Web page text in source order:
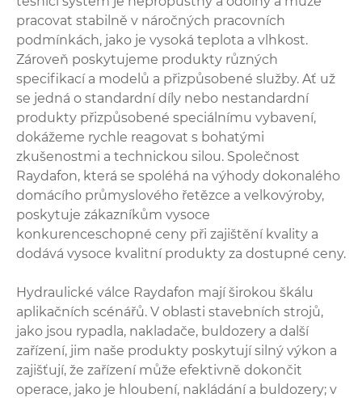
pracovat stabilně v náročných pracovních
podmínkách, jako je vysoká teplota a vlhkost.
Zároveň poskytujeme produkty různých
specifikací a modelů a přizpůsobené služby. Ať už
se jedná o standardní díly nebo nestandardní
produkty přizpůsobené speciálnímu vybavení,
dokážeme rychle reagovat s bohatými
zkušenostmi a technickou silou. Společnost
Raydafon, která se spoléhá na výhody dokonalého
domácího průmyslového řetězce a velkovýroby,
poskytuje zákazníkům vysoce
konkurenceschopné ceny při zajištění kvality a
dodává vysoce kvalitní produkty za dostupné ceny.
Hydraulické válce Raydafon mají širokou škálu
aplikačních scénářů. V oblasti stavebních strojů,
jako jsou rypadla, nakladače, buldozery a další
zařízení, jim naše produkty poskytují silný výkon a
zajišťují, že zařízení může efektivně dokončit
operace, jako je hloubení, nakládání a buldozery; v